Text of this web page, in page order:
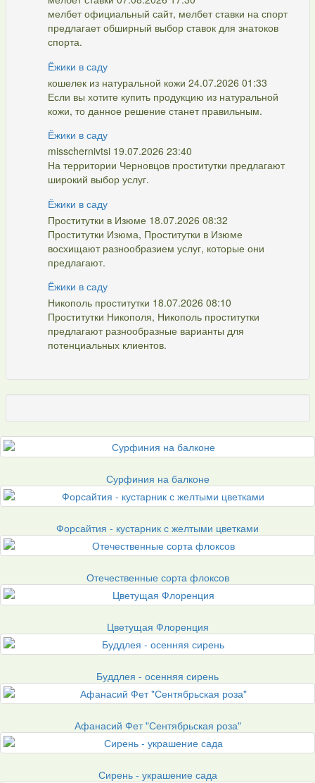
мелбет официальный сайт, мелбет ставки на спорт
предлагает обширный выбор ставок для знатоков
спорта.
Ёжики в саду
кошелек из натуральной кожи 24.07.2026 01:33
Если вы хотите купить продукцию из натуральной
кожи, то данное решение станет правильным.
Ёжики в саду
misschernivtsi 19.07.2026 23:40
На территории Черновцов проститутки предлагают
широкий выбор услуг.
Ёжики в саду
Проститутки в Изюме 18.07.2026 08:32
Проститутки Изюма, Проститутки в Изюме
восхищают разнообразием услуг, которые они
предлагают.
Ёжики в саду
Никополь проститутки 18.07.2026 08:10
Проститутки Никополя, Никополь проститутки
предлагают разнообразные варианты для
потенциальных клиентов.
Сурфиния на балконе
Форсайтия - кустарник с желтыми цветками
Отечественные сорта флоксов
Цветущая Флоренция
Буддлея - осенняя сирень
Афанасий Фет "Сентябрьская роза"
Сирень - украшение сада